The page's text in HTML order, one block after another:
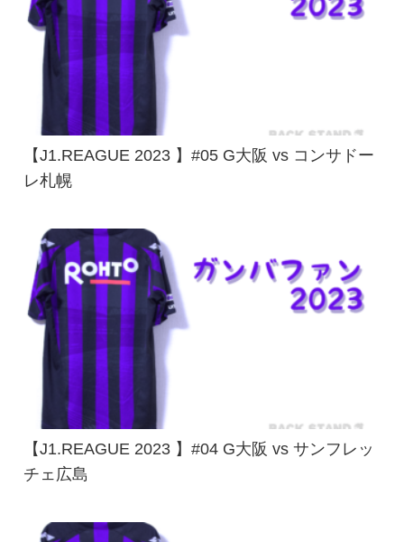
【J1.REAGUE 2023 】#05 G大阪 vs コンサドー
レ札幌
【J1.REAGUE 2023 】#04 G大阪 vs サンフレッ
チェ広島